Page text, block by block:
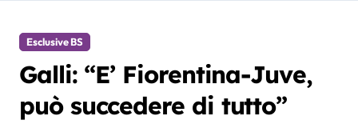
Esclusive BS
Galli: “E’ Fiorentina-Juve,
può succedere di tutto”